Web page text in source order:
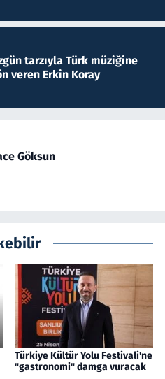
tarzıyla Türk müziğine
veren Erkin Koray
Göksun
Türkiye Kültür Yolu Festivali'ne
"gastronomi" damga vuracak